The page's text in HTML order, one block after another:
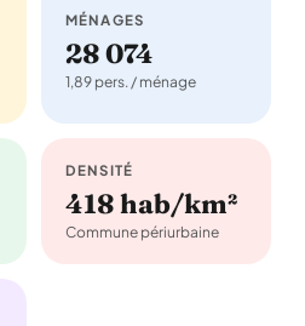
MÉNAGES
28 074
1,89 pers. / ménage
DENSITÉ
418 hab/km²
Commune périurbaine